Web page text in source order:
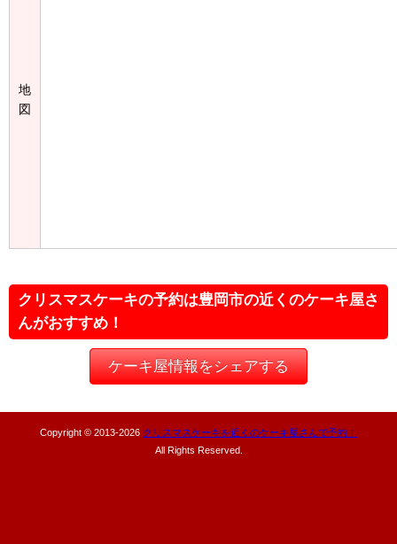
地
図
クリスマスケーキの予約は豊岡市の近くのケーキ屋さ
んがおすすめ！
ケーキ屋情報をシェアする
Copyright © 2013-2026 クリスマスケーキを近くのケーキ屋さんで予約！
All Rights Reserved.